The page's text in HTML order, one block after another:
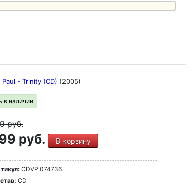
Paul - Trinity (CD) (2005)
в наличии
руб.
руб. В корзину
CDVP 074736
CD